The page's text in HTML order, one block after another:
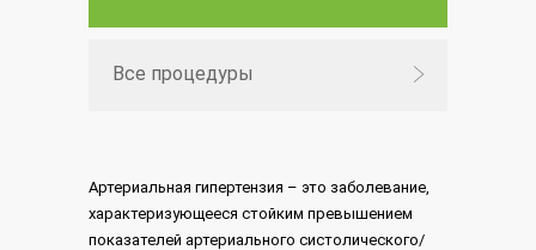
Все процедуры
Артериальная гипертензия – это заболевание,
характеризующееся стойким превышением
показателей артериального систолического/